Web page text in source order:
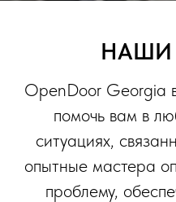
НАШИ
OpenDoor Georgia
помочь вам в
ситуациях,
опытные мастера
проблему,